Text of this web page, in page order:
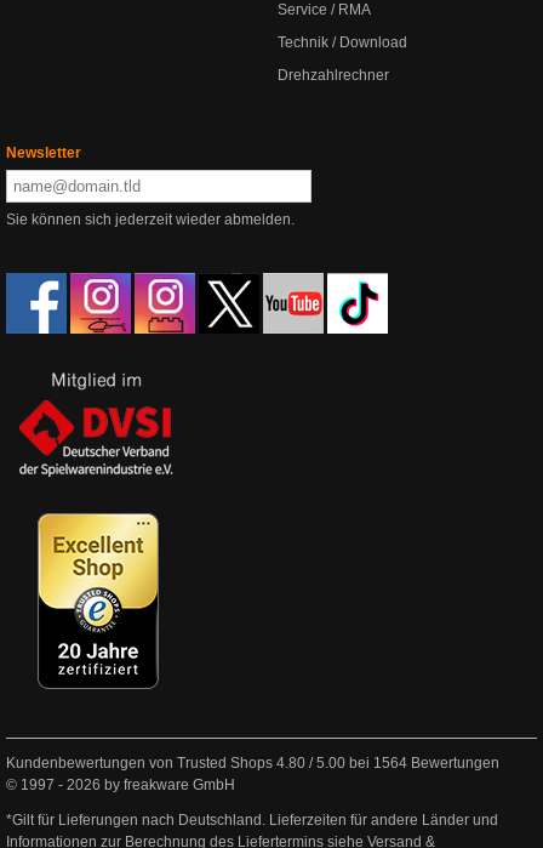
Service / RMA
Technik / Download
Drehzahlrechner
Newsletter
Sie können sich jederzeit wieder abmelden.
Kundenbewertungen von Trusted Shops 4.80 /5.00 bei 1564 Bewertungen
© 1997 - 2026 by freakware GmbH
*Gilt für Lieferungen nach Deutschland. Lieferzeiten für andere Länder und
Informationen zur Berechnung des Liefertermins siehe Versand &